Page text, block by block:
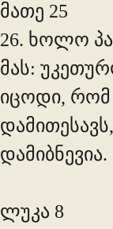
მათე 25
26. ხოლო
მას:
იცოდი, რომ
დამიბნევია.
ლუკა 8